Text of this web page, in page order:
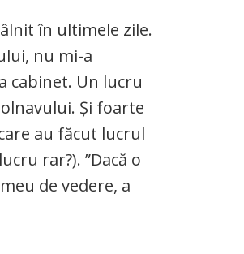
în ultimele zile.
nu mi-a
cabinet. Un lucru
Și foarte
au făcut lucrul
rar?). ”Dacă o
de vedere, a